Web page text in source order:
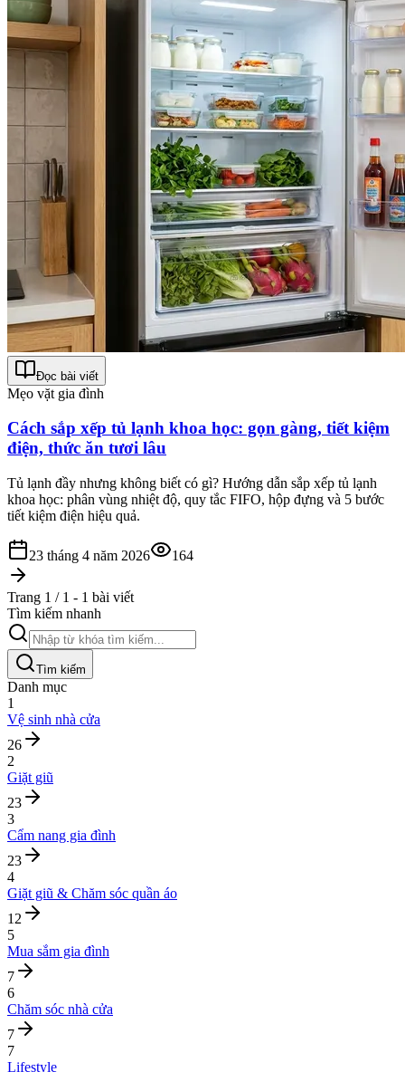
Đọc bài viết
Mẹo vặt gia đình
Cách sắp xếp tủ lạnh khoa học: gọn gàng, tiết kiệm
điện, thức ăn tươi lâu
Tủ lạnh đầy nhưng không biết có gì? Hướng dẫn sắp xếp tủ lạnh
khoa học: phân vùng nhiệt độ, quy tắc FIFO, hộp đựng và 5 bước
tiết kiệm điện hiệu quả.
23 tháng 4 năm 2026 164
Trang 1 / 1 - 1 bài viết
Tìm kiếm nhanh
Tìm kiếm
Danh mục
1
Vệ sinh nhà cửa
26
2
Giặt giũ
23
3
Cẩm nang gia đình
23
4
Giặt giũ & Chăm sóc quần áo
12
5
Mua sắm gia đình
7
6
Chăm sóc nhà cửa
7
7
Lifestyle